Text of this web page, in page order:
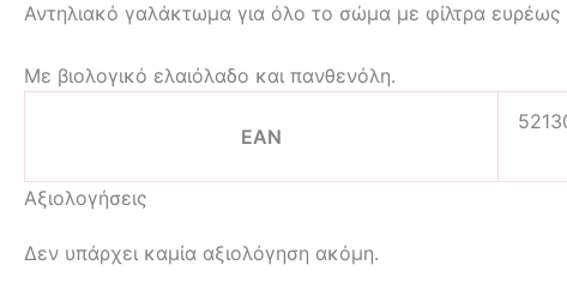
Αντηλιακό γαλάκτωμα για όλο το σώμα με φίλτρα
Με βιολογικό ελαιόλαδο και πανθενόλη.
EAN
Αξιολογήσεις
Δεν υπάρχει καμία αξιολόγηση ακόμη.